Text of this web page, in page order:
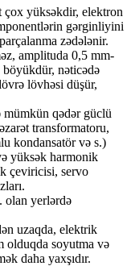
yüksəkdir, elektron
gərginliyini
zədələnir.
amplituda 0,5 mm-
nəticədə
lövhəsi düşür,
qədər güclü
transformatoru,
kondansatör və s.)
yüksək harmonik
çeviricisi, servo
olan yerlərdə
uzaqda, elektrik
olduqda soyutma və
daha yaxşıdır.